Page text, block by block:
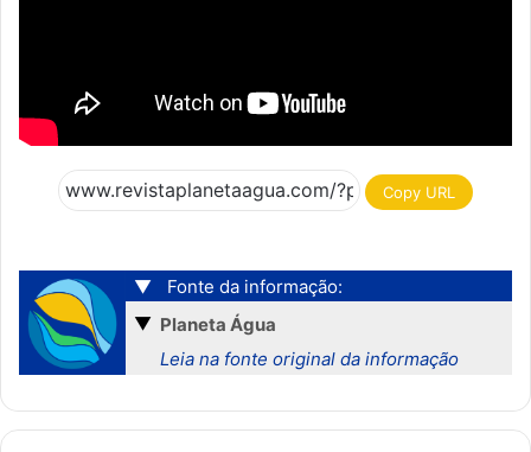
Copy URL
▼
Fonte da informação:
▼ Planeta Água
Leia na fonte original da informação